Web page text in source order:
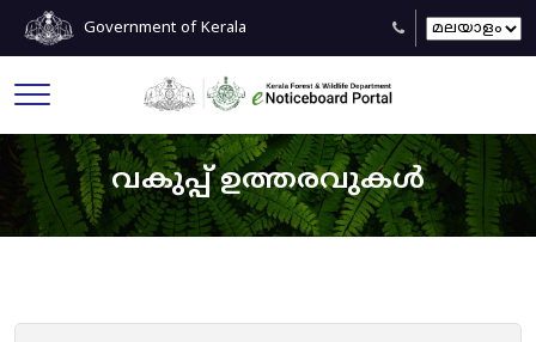
Government of Kerala
വകുപ്പ് ഉത്തരവുകൾ